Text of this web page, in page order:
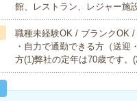
館、レストラン、レジャー施
職種未経験OK / ブランクOK /
・自力で通勤できる方（送
方(1)弊社の定年は70歳です